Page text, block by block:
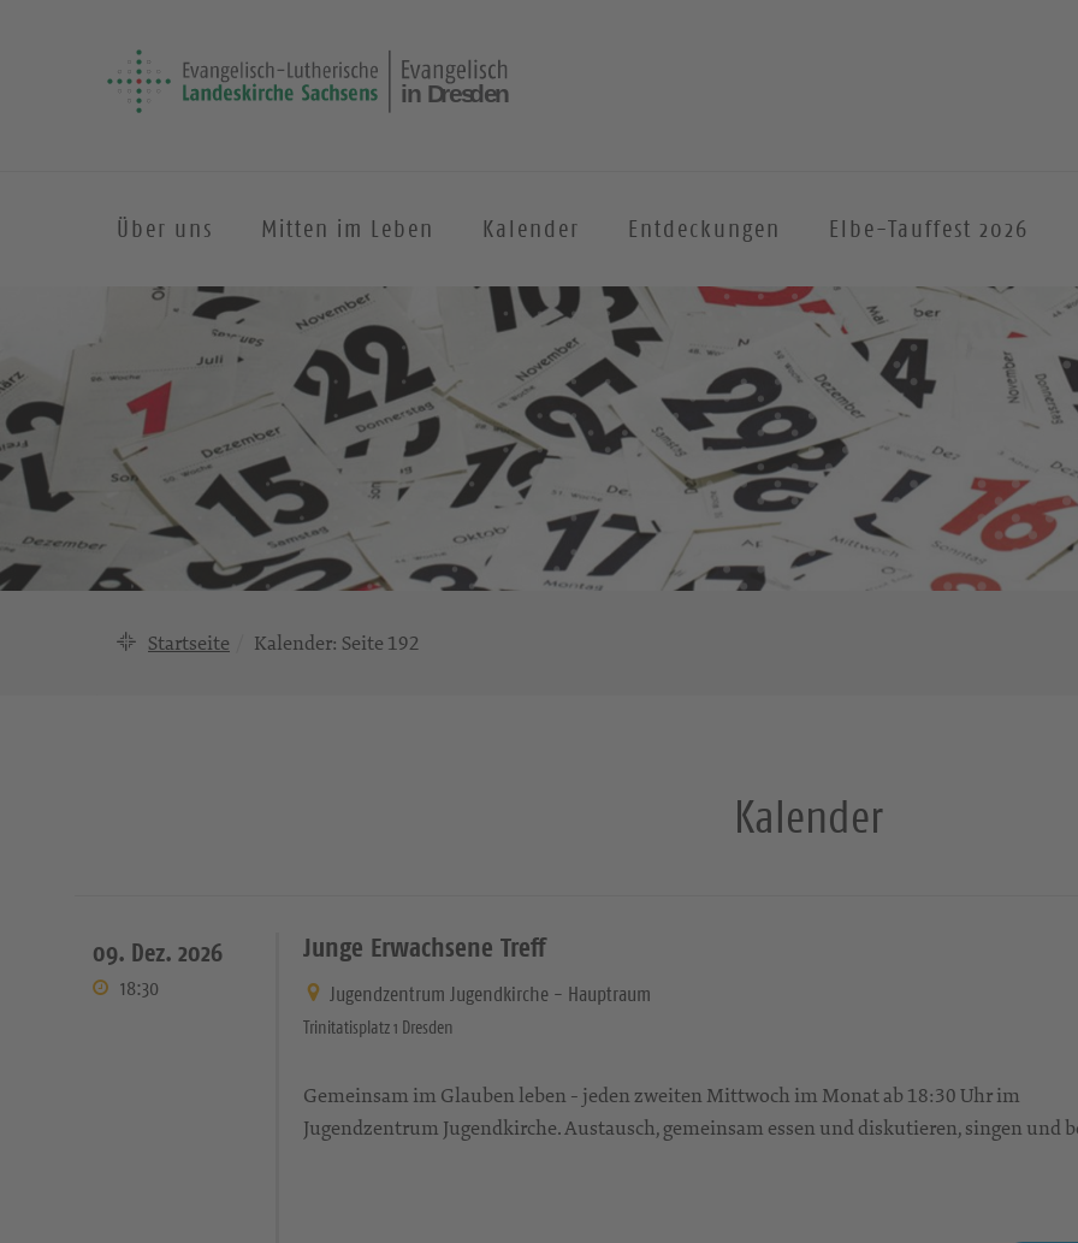
Über uns Mitten im Leben Kalender Entdeckungen Elbe-Tauffest 2026
Startseite Kalender: Seite 192
Kalender
09. Dez. 2026
18:30
Junge Erwachsene Treff
Jugendzentrum Jugendkirche - Hauptraum
Trinitatisplatz 1 Dresden
Gemeinsam im Glauben leben - jeden zweiten Mittwoch im Monat ab 18:30 Uhr im
Jugendzentrum Jugendkirche. Austausch, gemeinsam essen und diskutieren, singen und